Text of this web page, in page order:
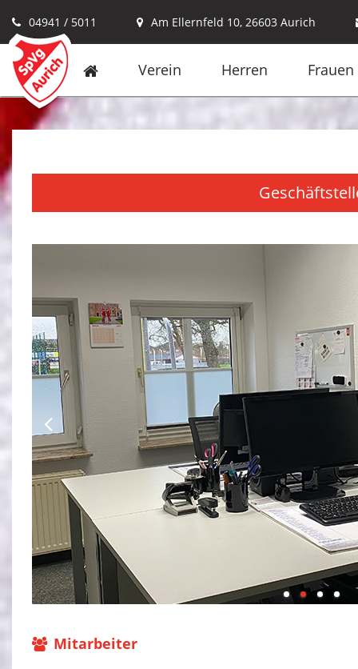
04941 / 5011 Am Ellernfeld 10, 26603 Aurich
Verein Herren Frauen
Mitarbeiter